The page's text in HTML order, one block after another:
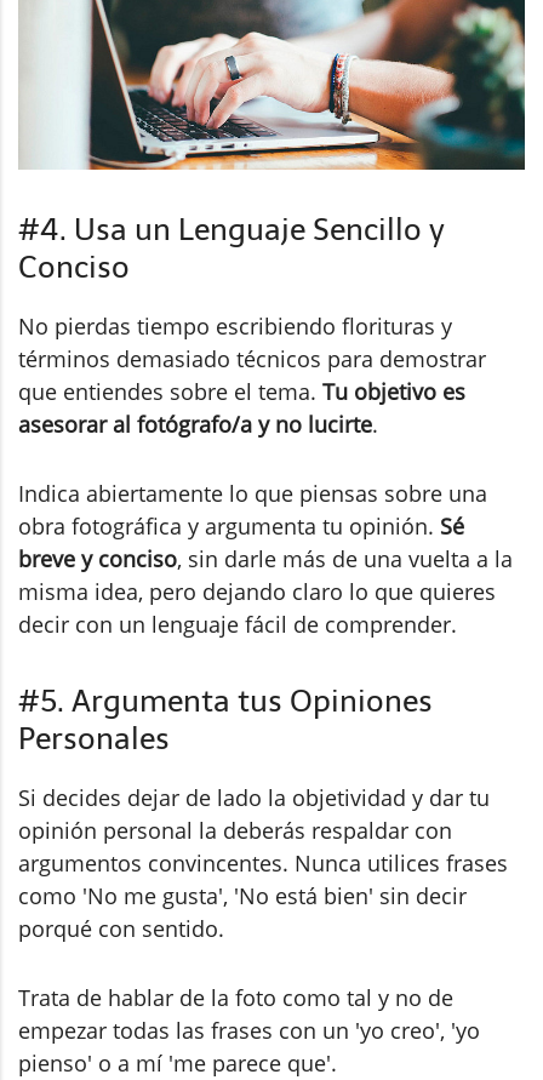
#4. Usa un Lenguaje Sencillo y
Conciso
No pierdas tiempo escribiendo florituras y
términos demasiado técnicos para demostrar
que entiendes sobre el tema. Tu objetivo es
asesorar al fotógrafo/a y no lucirte.
Indica abiertamente lo que piensas sobre una
obra fotográfica y argumenta tu opinión. Sé
breve y conciso, sin darle más de una vuelta a la
misma idea, pero dejando claro lo que quieres
decir con un lenguaje fácil de comprender.
#5. Argumenta tus Opiniones
Personales
Si decides dejar de lado la objetividad y dar tu
opinión personal la deberás respaldar con
argumentos convincentes. Nunca utilices frases
como 'No me gusta', 'No está bien' sin decir
porqué con sentido.
Trata de hablar de la foto como tal y no de
empezar todas las frases con un 'yo creo', 'yo
pienso' o a mí 'me parece que'.